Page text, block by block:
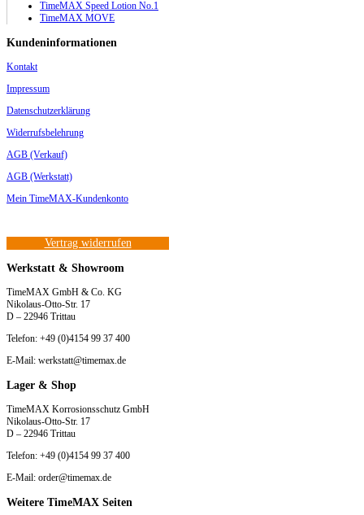
TimeMAX Speed Lotion No.1
TimeMAX MOVE
Kundeninformationen
Kontakt
Impressum
Datenschutzerklärung
Widerrufsbelehrung
AGB (Verkauf)
AGB (Werkstatt)
Mein TimeMAX-Kundenkonto
Vertrag widerrufen
Werkstatt & Showroom
TimeMAX GmbH & Co. KG
Nikolaus-Otto-Str. 17
D – 22946 Trittau
Telefon: +49 (0)4154 99 37 400
E-Mail: werkstatt@timemax.de
Lager & Shop
TimeMAX Korrosionsschutz GmbH
Nikolaus-Otto-Str. 17
D – 22946 Trittau
Telefon: +49 (0)4154 99 37 400
E-Mail: order@timemax.de
Weitere TimeMAX Seiten